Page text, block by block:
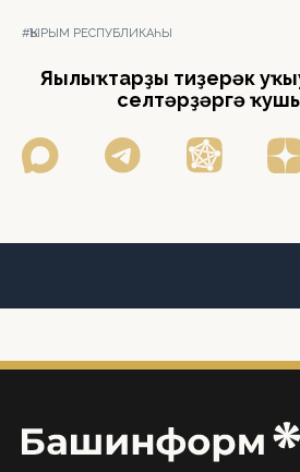
#ҠЫРЫМ РЕСПУБЛИКАҺЫ
Яңылыҡтарҙы тиҙерәк
селтәрҙәргә